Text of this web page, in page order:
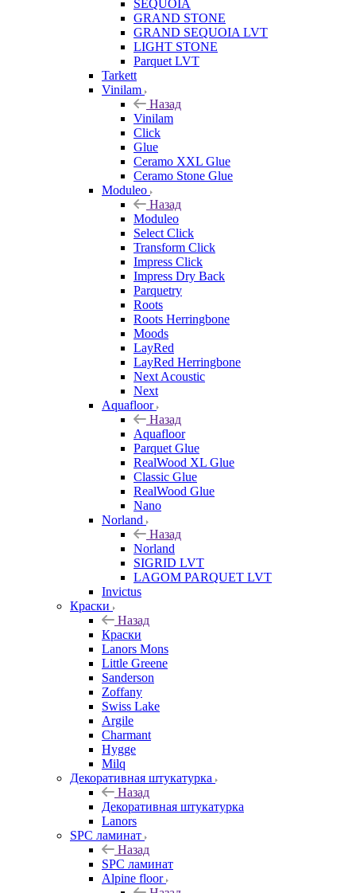
SEQUOIA
GRAND STONE
GRAND SEQUOIA LVT
LIGHT STONE
Parquet LVT
Tarkett
Vinilam
Назад
Vinilam
Click
Glue
Ceramo XXL Glue
Ceramo Stone Glue
Moduleo
Назад
Moduleo
Select Click
Transform Click
Impress Click
Impress Dry Back
Parquetry
Roots
Roots Herringbone
Moods
LayRed
LayRed Herringbone
Next Acoustic
Next
Aquafloor
Назад
Aquafloor
Parquet Glue
RealWood XL Glue
Classic Glue
RealWood Glue
Nano
Norland
Назад
Norland
SIGRID LVT
LAGOM PARQUET LVT
Invictus
Краски
Назад
Краски
Lanors Mons
Little Greene
Sanderson
Zoffany
Swiss Lake
Argile
Charmant
Hygge
Milq
Декоративная штукатурка
Назад
Декоративная штукатурка
Lanors
SPC ламинат
Назад
SPC ламинат
Alpine floor